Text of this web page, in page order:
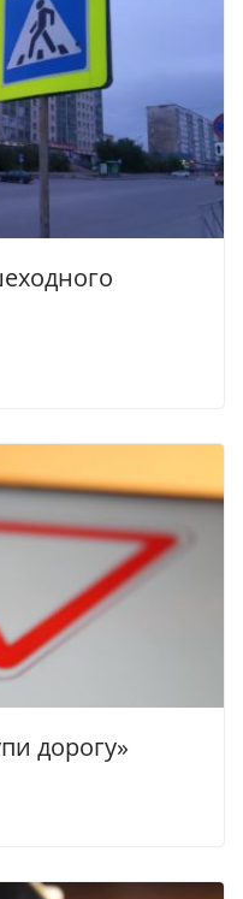
дорогу»